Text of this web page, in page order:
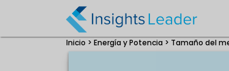
Inicio > Energía y Potencia > Tamaño del